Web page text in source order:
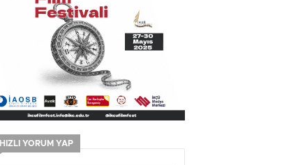
HIZLI YORUM YAP